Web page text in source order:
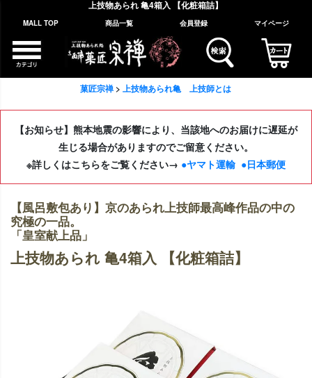
上技物あられ 亀4箱入 【化粧箱詰】
MALL TOP 商品一覧 会員登録 マイページ
菓匠宗禅 上技物あられ亀 上技師とは
【お知らせ】熊本地震の影響により、当該地へのお届けに遅延が
生じる場合がありますのでご留意ください。
※詳しくはこちらをご覧ください→ ●ヤマト運輸 ●日本郵便
【風呂敷包あり】京のあられ上技師最高峰作品の中の
究極の一品。
「皇室献上品」
上技物あられ 亀4箱入 【化粧箱詰】